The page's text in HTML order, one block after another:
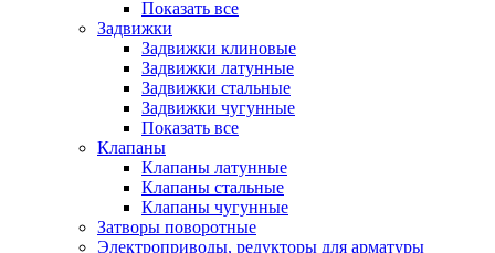
Показать все
Задвижки
Задвижки клиновые
Задвижки латунные
Задвижки стальные
Задвижки чугунные
Показать все
Клапаны
Клапаны латунные
Клапаны стальные
Клапаны чугунные
Затворы поворотные
Электроприводы, редукторы для арматуры